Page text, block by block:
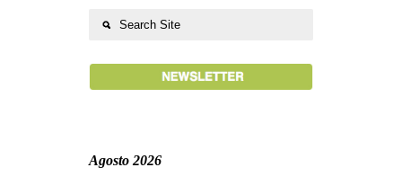
Agosto 2026